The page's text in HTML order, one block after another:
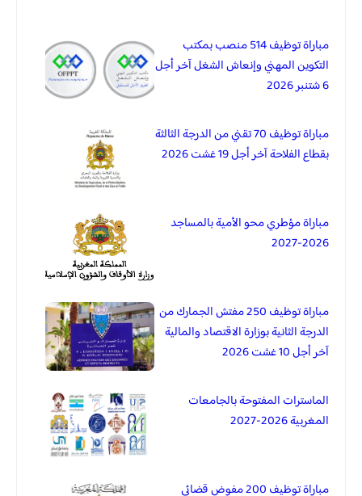
مباراة توظيف 514 منصب بمكتب
التكوين المهني وإنعاش الشغل آخر أجل
6 شتنبر 2026
مباراة توظيف 70 تقني من الدرجة الثالثة
بقطاع الفلاحة آخر أجل 19 غشت 2026
مباراة مؤطري محو الأمية بالمساجد
2026-2027
مباراة توظيف 250 مفتش الجمارك من
الدرجة الثانية بوزارة الاقتصاد والمالية
آخر أجل 10 غشت 2026
الماسترات المفتوحة بالجامعات
المغربية 2026-2027
مباراة توظيف 200 مفوض قضائي